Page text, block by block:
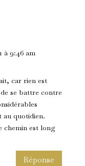
à 9:46 am
car rien est
se battre contre
au quotidien.
chemin est long
Réponse